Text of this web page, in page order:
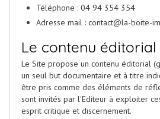
Téléphone : 04 94 354 354
Adresse mail : contact@la-boite-
Le contenu éditorial
Le Site propose un contenu éditorial
un seul but documentaire et à titre
être pris comme des éléments de
sont invités par l'Editeur à exploiter
esprit critique et discernement.